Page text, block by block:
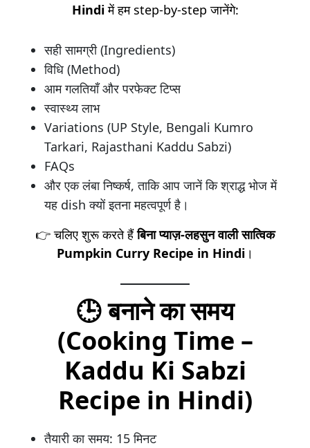
Hindiमें हम step-by-step जानेंगे:
सही सामग्री (Ingredients)
विधि (Method)
आम गलतियाँ और परफेक्ट टिप्स
स्वास्थ्य लाभ
Variations (UP Style, Bengali Kumro
Tarkari, Rajasthani Kaddu Sabzi)
FAQs
और एक लंबा निष्कर्ष, ताकि आप जानें कि श्राद्ध भोज में
यह dish क्यों इतना महत्वपूर्ण है।
👉 चलिए शुरू करते हैंबिना प्याज़-लहसुन वाली सात्विक
Pumpkin Curry Recipe in Hindi ।
🕒 बनाने का समय
(Cooking Time –
Kaddu Ki Sabzi
Recipe in Hindi)
तैयारी का समय: 15 मिनट